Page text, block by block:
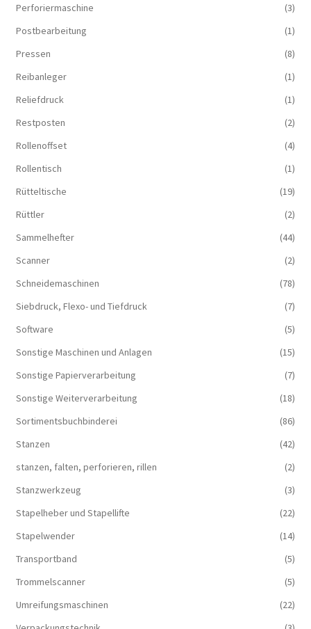
Perforiermaschine
(3)
Postbearbeitung
(1)
Pressen
(8)
Reibanleger
(1)
Reliefdruck
(1)
Restposten
(2)
Rollenoffset
(4)
Rollentisch
(1)
Rütteltische
(19)
Rüttler
(2)
Sammelhefter
(44)
Scanner
(2)
Schneidemaschinen
(78)
Siebdruck, Flexo- und Tiefdruck
(7)
Software
(5)
Sonstige Maschinen und Anlagen
(15)
Sonstige Papierverarbeitung
(7)
Sonstige Weiterverarbeitung
(18)
Sortimentsbuchbinderei
(86)
Stanzen
(42)
stanzen, falten, perforieren, rillen
(2)
Stanzwerkzeug
(3)
Stapelheber und Stapellifte
(22)
Stapelwender
(14)
Transportband
(5)
Trommelscanner
(5)
Umreifungsmaschinen
(22)